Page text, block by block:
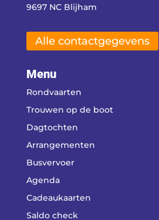
9697 NC Blijham
Alle contactgegevens
Menu
Rondvaarten
Trouwen op de boot
Dagtochten
Arrangementen
Busvervoer
Agenda
Cadeaukaarten
Saldo check